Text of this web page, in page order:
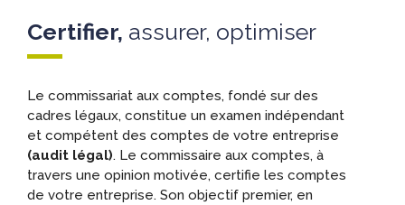
Certifier, assurer, optimiser
Le commissariat aux comptes, fondé sur des
cadres légaux, constitue un examen indépendant
et compétent des comptes de votre entreprise
(audit légal). Le commissaire aux comptes, à
travers une opinion motivée, certifie les comptes
de votre entreprise. Son objectif premier, en